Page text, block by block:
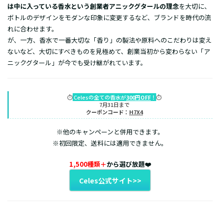
は中に入っている香水という創業者アニックグタールの理念を大切に、
ボトルのデザインをモダンな印象に変更するなど、ブランドを時代の流
れに合わせます。
が、一方、香水で一番大切な「香り」の製法や原料へのこだわりは変え
ないなど、大切にすべきものを見極めて、創業当初から変わらない「ア
ニックグタール」が今でも受け継がれています。
⏱️Celesの全ての香水が300円OFF ！ ⏱️
7月31日まで
クーポンコード： H7X4
※他のキャンペーンと併用できます。
※初回限定、送料には適用できません。
1,500種類＋から選び放題❤️
Celes公式サイト>>